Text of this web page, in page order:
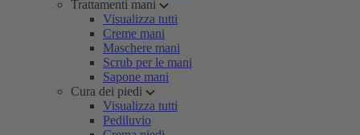
Trattamenti mani
Visualizza tutti
Creme mani
Maschere mani
Scrub per le mani
Sapone mani
Cura dei piedi
Visualizza tutti
Pediluvio